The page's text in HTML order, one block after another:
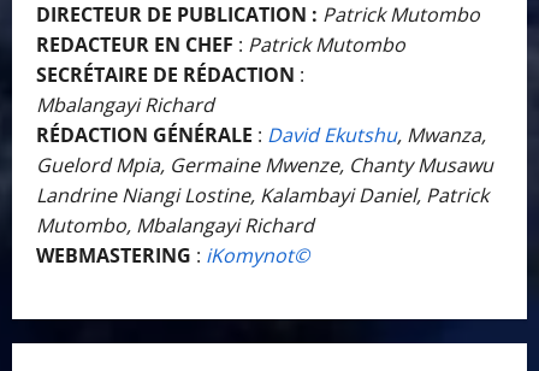
DIRECTEUR DE PUBLICATION : Patrick Mutombo
REDACTEUR EN CHEF : Patrick Mutombo
SECRÉTAIRE DE RÉDACTION :
Mbalangayi Richard
RÉDACTION GÉNÉRALE : David Ekutshu, Mwanza,
Guelord Mpia, Germaine Mwenze, Chanty Musawu
Landrine Niangi Lostine, Kalambayi Daniel, Patrick
Mutombo, Mbalangayi Richard
WEBMASTERING : iKomynot©️